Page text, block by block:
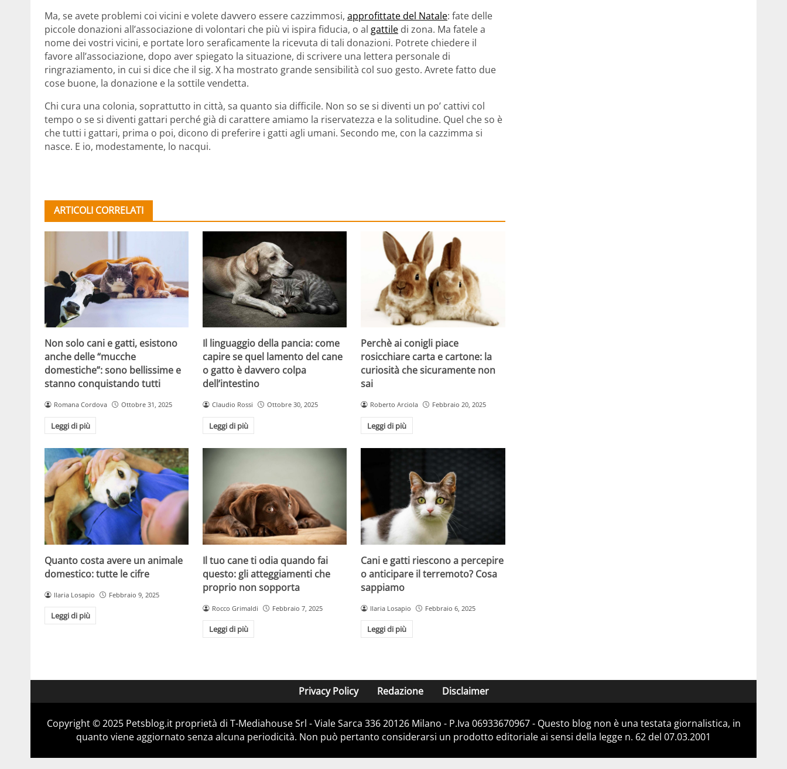
Ma, se avete problemi coi vicini e volete davvero essere cazzimmosi, approfittate del Natale: fate delle
piccole donazioni all’associazione di volontari che più vi ispira fiducia, o al gattile di zona. Ma fatele a
nome dei vostri vicini, e portate loro seraficamente la ricevuta di tali donazioni. Potrete chiedere il
favore all’associazione, dopo aver spiegato la situazione, di scrivere una lettera personale di
ringraziamento, in cui si dice che il sig. X ha mostrato grande sensibilità col suo gesto. Avrete fatto due
cose buone, la donazione e la sottile vendetta.
Chi cura una colonia, soprattutto in città, sa quanto sia difficile. Non so se si diventi un po’ cattivi col
tempo o se si diventi gattari perché già di carattere amiamo la riservatezza e la solitudine. Quel che so è
che tutti i gattari, prima o poi, dicono di preferire i gatti agli umani. Secondo me, con la cazzimma si
nasce. E io, modestamente, lo nacqui.
ARTICOLI CORRELATI
Non solo cani e gatti, esistono
anche delle “mucche
domestiche”: sono bellissime e
stanno conquistando tutti
Romana Cordova Ottobre 31, 2025
Leggi di più
Il linguaggio della pancia: come
capire se quel lamento del cane
o gatto è davvero colpa
dell’intestino
Claudio Rossi Ottobre 30, 2025
Leggi di più
Perchè ai conigli piace
rosicchiare carta e cartone: la
curiosità che sicuramente non
sai
Roberto Arciola Febbraio 20, 2025
Leggi di più
Quanto costa avere un animale
domestico: tutte le cifre
Ilaria Losapio Febbraio 9, 2025
Leggi di più
Il tuo cane ti odia quando fai
questo: gli atteggiamenti che
proprio non sopporta
Rocco Grimaldi Febbraio 7, 2025
Leggi di più
Cani e gatti riescono a percepire
o anticipare il terremoto? Cosa
sappiamo
Ilaria Losapio Febbraio 6, 2025
Leggi di più
Privacy Policy Redazione Disclaimer
Copyright © 2025 Petsblog.it proprietà di T-Mediahouse Srl - Viale Sarca 336 20126 Milano - P.Iva 06933670967 - Questo blog non è una testata giornalistica, in
quanto viene aggiornato senza alcuna periodicità. Non può pertanto considerarsi un prodotto editoriale ai sensi della legge n. 62 del 07.03.2001